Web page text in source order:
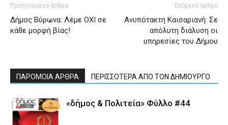
Προηγούμενο άρθρο
Δήμος Βύρωνα: Λέμε ΟΧΙ σε
κάθε μορφή βίας!
Επόμενο άρθρο
Ανυπότακτη Καισαριανή: Σε
απόλυτη διάλυση οι
υπηρεσίες του Δήμου
ΠΑΡΟΜΟΙΑ ΑΡΘΡΑ ΠΕΡΙΣΣΟΤΕΡΑ ΑΠΟ ΤΟΝ ΔΗΜΙΟΥΡΓΟ
«δήμος & Πολιτεία» Φύλλο #44